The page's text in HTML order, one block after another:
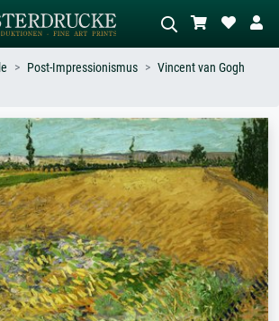
Werktiteln
Monet,
Welle
Beschreiben Sie die Szene – z.B. Grüne
Wiese, Abstrakt mit viel Rot, Dunkles
Ölgemälde, Stehender Akt neben einem
Baum.
Post-Impressionismus
Vincent van Gogh